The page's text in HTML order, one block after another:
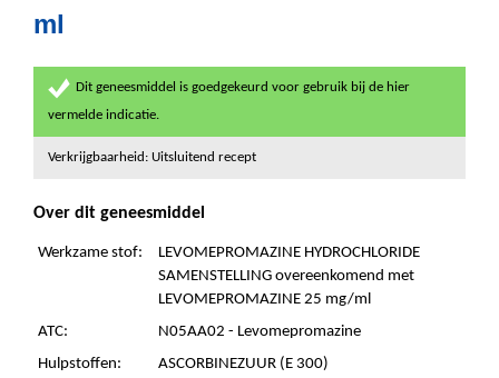
ml
Dit geneesmiddel is goedgekeurd voor gebruik bij de hier
vermelde indicatie.
Verkrijgbaarheid: Uitsluitend recept
Over dit geneesmiddel
Werkzame stof:
LEVOMEPROMAZINE HYDROCHLORIDE
SAMENSTELLING overeenkomend met
LEVOMEPROMAZINE 25 mg/ml
ATC:
N05AA02 - Levomepromazine
Hulpstoffen:
ASCORBINEZUUR (E 300)